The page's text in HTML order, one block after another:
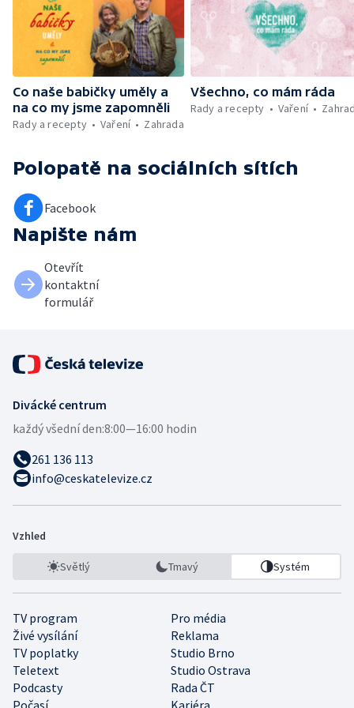
Co naše babičky uměly a
na co my jsme zapomněli
Rady a recepty
Vaření Zahrada
Všechno, co mám ráda
Rady a recepty
Vaření
Polopatě na sociálních sítích
Facebook
Napište nám
Otevřít
kontaktní
formulář
Divácké centrum
každý všední den:8:00—16:00 hodin
261 136 113
info@ceskatelevize.cz
Vzhled
Světlý Tmavý Systém
TV program
Pro média
Živé vysílání
Reklama
TV poplatky
Studio Brno
Teletext
Studio Ostrava
Podcasty
Rada ČT